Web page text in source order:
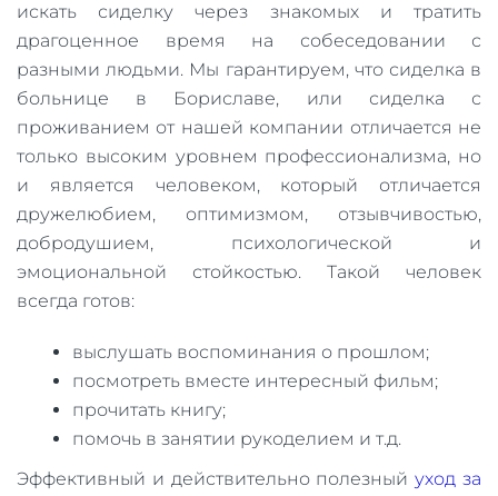
искать сиделку через знакомых и тратить
драгоценное время на собеседовании с
разными людьми. Мы гарантируем, что сиделка в
больнице в Бориславе, или сиделка с
проживанием от нашей компании отличается не
только высоким уровнем профессионализма, но
и является человеком, который отличается
дружелюбием, оптимизмом, отзывчивостью,
добродушием, психологической и
эмоциональной стойкостью. Такой человек
всегда готов:
выслушать воспоминания о прошлом;
посмотреть вместе интересный фильм;
прочитать книгу;
помочь в занятии рукоделием и т.д.
Эффективный и действительно полезныйуход за